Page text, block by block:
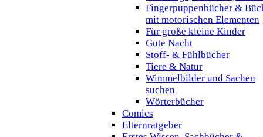
Fingerpuppenbücher &
mit motorischen Elementen
Für große kleine Kinder
Gute Nacht
Stoff- & Fühlbücher
Tiere & Natur
Wimmelbilder und Sachen
suchen
Wörterbücher
Comics
Elternratgeber